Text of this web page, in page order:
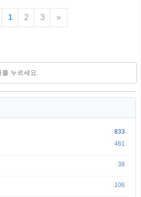
경험을 향상시켜 주었습니다. 이 제품은
또한 16인치 120Hz 고주사율 터치스크
얘기해볼게요. 이번 모델은 정말 놀라울
만큼 빠릅니다! 멀티태스킹을 할 때도
어요. 특히, 게임을 즐기는 분들께 강추
합니다! 화면과 디자인에 대해 알아볼까
요? Apple 정품 아이폰 15 Pro 자급제
15 Pro 자급제의 화면과 디자인..
1 2 3 »
833
461
38
106